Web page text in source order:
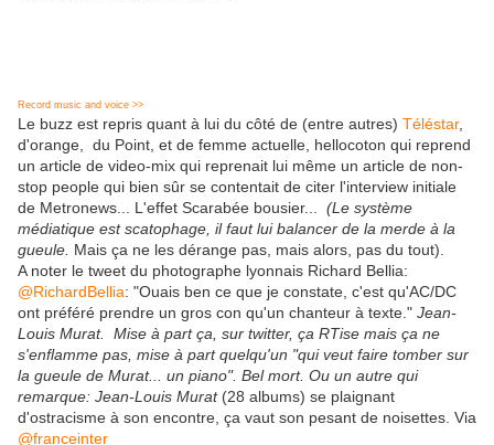
Record music and voice >>
Le buzz est repris quant à lui du côté de (entre autres) Téléstar,
d'orange, du Point, et de femme actuelle, hellocoton qui reprend
un article de video-mix qui reprenait lui même un article de non-
stop people qui bien sûr se contentait de citer l'interview initiale
de Metronews... L'effet Scarabée bousier... (Le système
médiatique est scatophage, il faut lui balancer de la merde à la
gueule. Mais ça ne les dérange pas, mais alors, pas du tout).
A noter le tweet du photographe lyonnais Richard Bellia:
@RichardBellia: "Ouais ben ce que je constate, c'est qu'AC/DC
ont préféré prendre un gros con qu'un chanteur à texte." Jean-
Louis Murat. Mise à part ça, sur twitter, ça RTise mais ça ne
s'enflamme pas, mise à part quelqu'un "qui veut faire tomber sur
la gueule de Murat... un piano". Bel mort. Ou un autre qui
remarque: Jean-Louis Murat(28 albums) se plaignant
d'ostracisme à son encontre, ça vaut son pesant de noisettes. Via
@franceinter